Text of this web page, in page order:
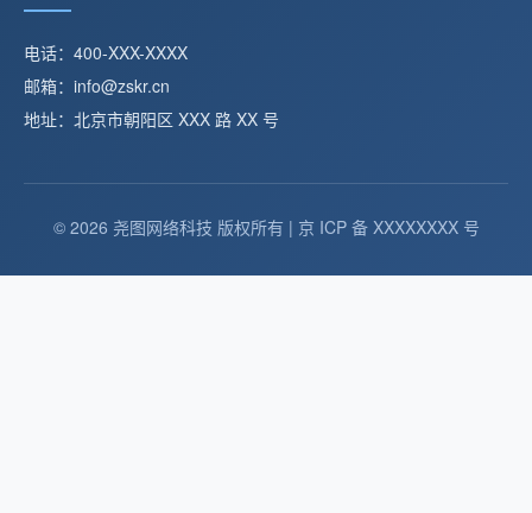
电话：400-XXX-XXXX
邮箱：info@zskr.cn
地址：北京市朝阳区 XXX 路 XX 号
© 2026 尧图网络科技 版权所有 | 京 ICP 备 XXXXXXXX 号